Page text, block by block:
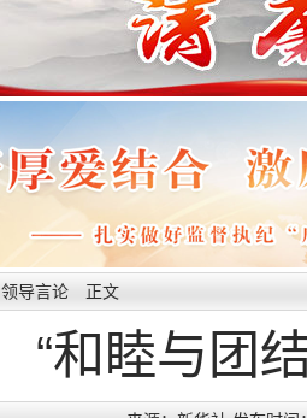
领导言论 正文
“和睦与团